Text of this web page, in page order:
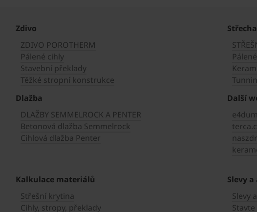
Zdivo
ZDIVO POROTHERM
Pálené cihly
Stavební překlady
Těžké stropní konstrukce
Střecha
Dlažba
DLAŽBY SEMMELROCK A PENTER
Betonová dlažba Semmelrock
Cihlová dlažba Penter
Další
Kalkulace materiálů
Střešní krytina
Cihly, stropy, překlady
Slevy a
Slevy